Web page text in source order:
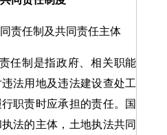
任制及共同责任主体
制是指政府、相关职能
法用地及违法建设查处工
职责时应承担的责任。国
法的主体，土地执法共同